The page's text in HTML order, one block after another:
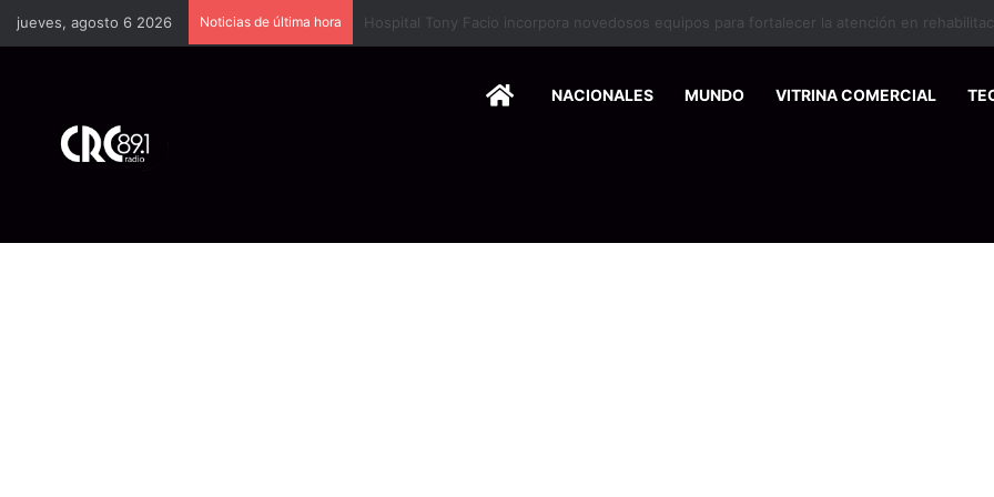
jueves, agosto 6 2026 Noticias de última hora Cámara Costarricense de Pymes capacitará a 200 emprendedores para vender por
HOMENACIONALES MUNDO VITRINA COMERCIAL